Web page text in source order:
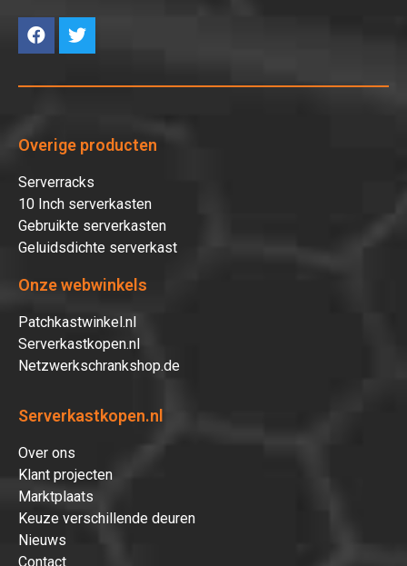
Overige producten
Serverracks
10 Inch serverkasten
Gebruikte serverkasten
Geluidsdichte serverkast
Onze webwinkels
Patchkastwinkel.nl
Serverkastkopen.nl
Netzwerkschrankshop.de
Serverkastkopen.nl
Over ons
Klant projecten
Marktplaats
Keuze verschillende deuren
Nieuws
Contact